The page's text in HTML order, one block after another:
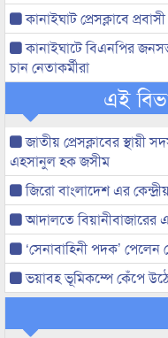
কানাইঘাট প্রেসক্লাবে
কানাইঘাটে বিএনপির
চান নেতাকর্মীরা
এই
জাতীয় প্রেসক্লাবের স্থায়ী
এহসানুল হক জসীম
জিরো বাংলাদেশ এর
আদালতে বিয়ানীবাজারের
‘সেনাবাহিনী পদক’
ভয়াবহ ভূমিকম্পে কেঁপে